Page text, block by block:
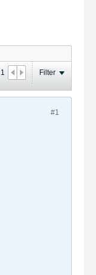
1 Filter
#1